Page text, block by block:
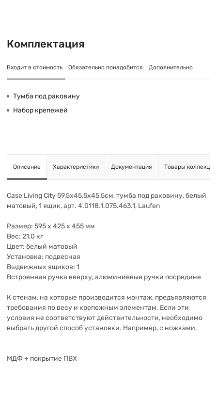
Комплектация
Входит в стоимость Обязательно понадобится Дополнительно
Тумба под раковину
Набор крепежей
Описание Характеристики Документация Товары коллекции
Case Living City 59,5х45,5х45,5см, тумба под раковину, белый
матовый, 1 ящик, арт. 4.0118.1.075.463.1, Laufen
Размер: 595 x 425 x 455 мм
Вес: 21,0 кг
Цвет: белый матовый
Установка: подвесная
Выдвижных ящиков: 1
Встроенная ручка вверху, алюминиевые ручки посредине
К стенам, на которые производится монтаж, предъявляются
требования по весу и крепежным элементам. Если эти
условия не соответствуют действительности, необходимо
выбрать другой способ установки. Например, с ножками.
МДФ + покрытие ПВХ